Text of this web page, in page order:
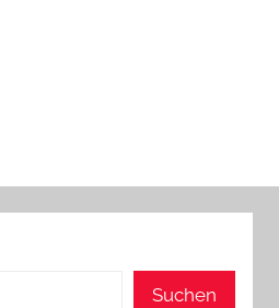
Suchen